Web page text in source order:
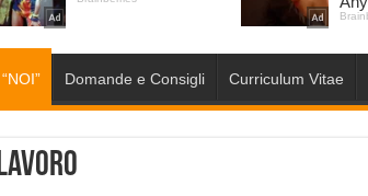
Domande e Consigli Curriculum Vitae